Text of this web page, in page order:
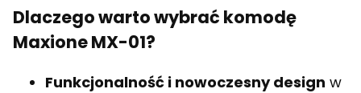
Dlaczego warto wybrać komodę
Maxione MX-01?
Funkcjonalność i nowoczesny design w